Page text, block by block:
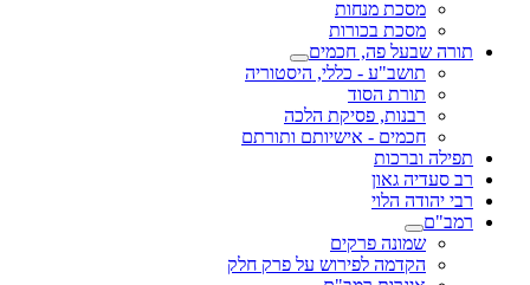
מסכת מנחות
מסכת בכורות
תורה שבעל פה, חכמים
תושב"ע - כללי, היסטוריה
תורת הסוד
רבנות, פסיקת הלכה
חכמים - אישיותם ותורתם
תפילה וברכות
רב סעדיה גאון
רבי יהודה הלוי
רמב"ם
שמונה פרקים
הקדמה לפירוש על פרק חלק